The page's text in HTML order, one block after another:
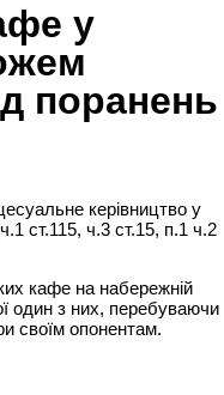
у
поранень
керівництво у
ст.115, ч.3 ст.15, п.1 ч.2
кафе на набережній
один з них, перебуваючи
своїм опонентам.